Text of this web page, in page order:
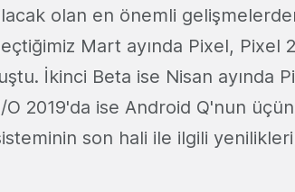
olan en önemli
Mart ayında Pixel, Pixel
İkinci Beta ise Nisan ayında
O 2019'da ise Android Q'nun
son hali ile ilgili